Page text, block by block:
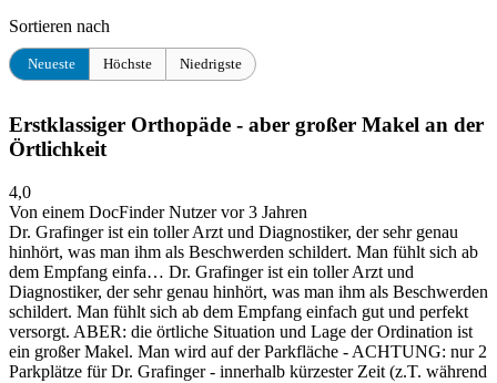
Sortieren nach
Neueste Höchste Niedrigste
Erstklassiger Orthopäde - aber großer Makel an der
Örtlichkeit
4,0
Von einem DocFinder Nutzervor 3 Jahren
Dr. Grafinger ist ein toller Arzt und Diagnostiker, der sehr genau
hinhört, was man ihm als Beschwerden schildert. Man fühlt sich ab
dem Empfang einfa… Dr. Grafinger ist ein toller Arzt und
Diagnostiker, der sehr genau hinhört, was man ihm als Beschwerden
schildert. Man fühlt sich ab dem Empfang einfach gut und perfekt
versorgt. ABER: die örtliche Situation und Lage der Ordination ist
ein großer Makel. Man wird auf der Parkfläche - ACHTUNG: nur 2
Parkplätze für Dr. Grafinger - innerhalb kürzester Zeit (z.T. während